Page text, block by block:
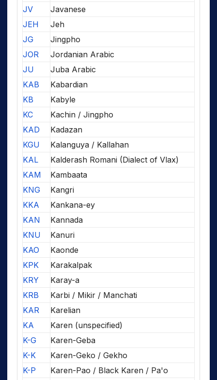
JV
Javanese
JEH
Jeh
JG
Jingpho
JOR
Jordanian Arabic
JU
Juba Arabic
KAB
Kabardian
KB
Kabyle
KC
Kachin / Jingpho
KAD
Kadazan
KGU
Kalanguya / Kallahan
KAL
Kalderash Romani (Dialect of Vlax)
KAM
Kambaata
KNG
Kangri
KKA
Kankana-ey
KAN
Kannada
KNU
Kanuri
KAO
Kaonde
KPK
Karakalpak
KRY
Karay-a
KRB
Karbi / Mikir / Manchati
KAR
Karelian
KA
Karen (unspecified)
K-G
Karen-Geba
K-K
Karen-Geko / Gekho
K-P
Karen-Pao / Black Karen / Pa'o